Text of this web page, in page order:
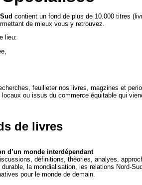
contient un fond de plus de 10.000 titres
de mieux vous y retrouvez.
lieu:
feuilleter nos livres, magzines et
ou issus du commerce équitable qui
de livres
d’un monde interdépendant
définitions, thèories, analyes,
la mondialisation, les relations Nord-
pour le monde de demain.